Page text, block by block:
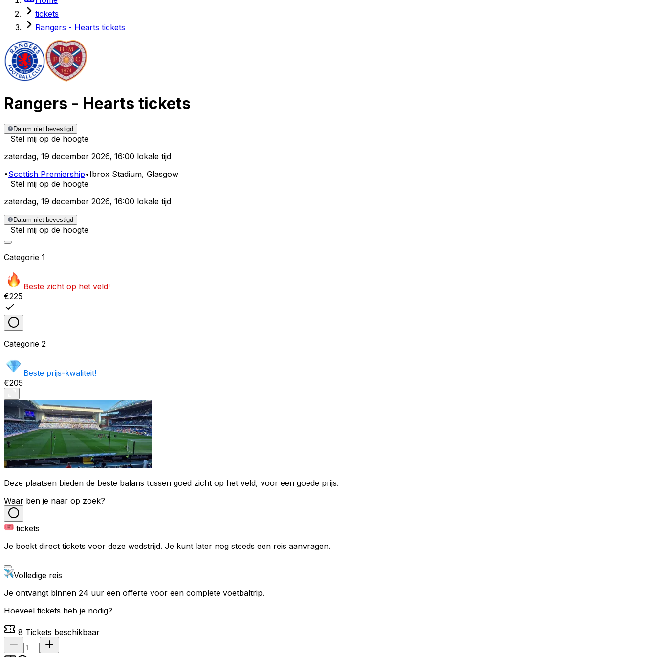
tickets
Rangers - Hearts tickets
Rangers - Hearts tickets
Datum niet bevestigd
Stel mij op de hoogte
zaterdag, 19 december 2026, 16:00 lokale tijd
•Scottish Premiership•Ibrox Stadium, Glasgow
Stel mij op de hoogte
zaterdag, 19 december 2026, 16:00 lokale tijd
Datum niet bevestigd
Stel mij op de hoogte
Categorie 1
Beste zicht op het veld!
€225
Categorie 2
Beste prijs-kwaliteit!
€205
Deze plaatsen bieden de beste balans tussen goed zicht op het veld, voor een goede prijs.
Waar ben je naar op zoek?
tickets
Je boekt direct tickets voor deze wedstrijd. Je kunt later nog steeds een reis aanvragen.
Volledige reis
Je ontvangt binnen 24 uur een offerte voor een complete voetbaltrip.
Hoeveel tickets heb je nodig?
8 Tickets beschikbaar